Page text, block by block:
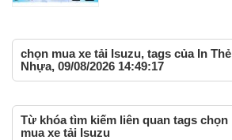
chọn mua xe tải Isuzu, tags của In Thẻ
Nhựa, 09/08/2026 14:49:17
Từ khóa tìm kiếm liên quan tags chọn
mua xe tải Isuzu